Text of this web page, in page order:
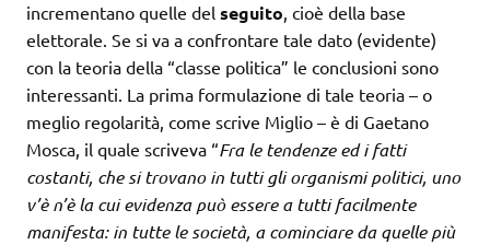
incrementano quelle del seguito, cioè della base
elettorale. Se si va a confrontare tale dato (evidente)
con la teoria della “classe politica” le conclusioni sono
interessanti. La prima formulazione di tale teoria – o
meglio regolarità, come scrive Miglio – è di Gaetano
Mosca, il quale scriveva “Fra le tendenze ed i fatti
costanti, che si trovano in tutti gli organismi politici, uno
v’è n’è la cui evidenza può essere a tutti facilmente
manifesta: in tutte le società, a cominciare da quelle più